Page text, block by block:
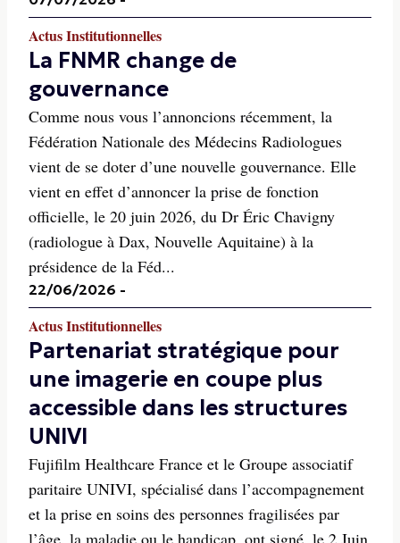
Actus Institutionnelles
La FNMR change de
gouvernance
Comme nous vous l’annoncions récemment, la
Fédération Nationale des Médecins Radiologues
vient de se doter d’une nouvelle gouvernance. Elle
vient en effet d’annoncer la prise de fonction
officielle, le 20 juin 2026, du Dr Éric Chavigny
(radiologue à Dax, Nouvelle Aquitaine) à la
présidence de la Féd...
22/06/2026 -
Actus Institutionnelles
Partenariat stratégique pour
une imagerie en coupe plus
accessible dans les structures
UNIVI
Fujifilm Healthcare France et le Groupe associatif
paritaire UNIVI, spécialisé dans l’accompagnement
et la prise en soins des personnes fragilisées par
l’âge, la maladie ou le handicap, ont signé, le 2 Juin